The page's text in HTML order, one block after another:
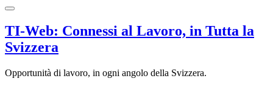
TI-Web: Connessi al Lavoro, in Tutta la
Svizzera
Opportunità di lavoro, in ogni angolo della Svizzera.